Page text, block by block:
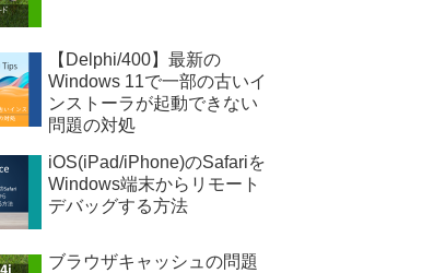
【Delphi/400】最新の
Windows 11で一部の古いイ
ンストーラが起動できない
問題の対処
iOS(iPad/iPhone)のSafariを
Windows端末からリモート
デバッグする方法
ブラウザキャッシュの問題